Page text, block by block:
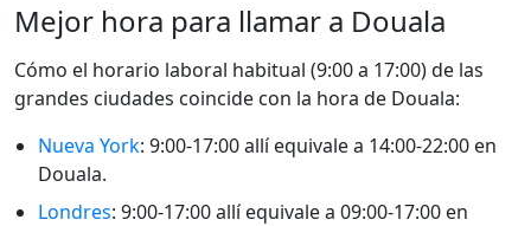
Mejor hora para llamar a Douala
Cómo el horario laboral habitual (9:00 a 17:00) de las
grandes ciudades coincide con la hora de Douala:
Nueva York: 9:00-17:00 allí equivale a 14:00-22:00 en
Douala.
Londres: 9:00-17:00 allí equivale a 09:00-17:00 en